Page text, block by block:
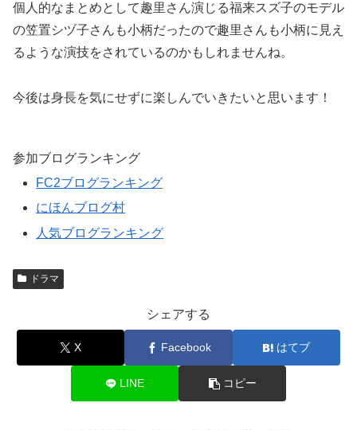
個人的なまとめとして趣里さん演じる福来スズ子のモデル
の笠置シヅ子さんも小柄だったので趣里さんも小柄に見え
るような演技をされているのかもしれませんね。
今後は身長を気にせずに楽しんでいきたいと思います！
参加ブログランキング
FC2ブログランキング
にほんブログ村
人気ブログランキング
ドラマ
シェアする
X Facebook はてブ
LINE コピー